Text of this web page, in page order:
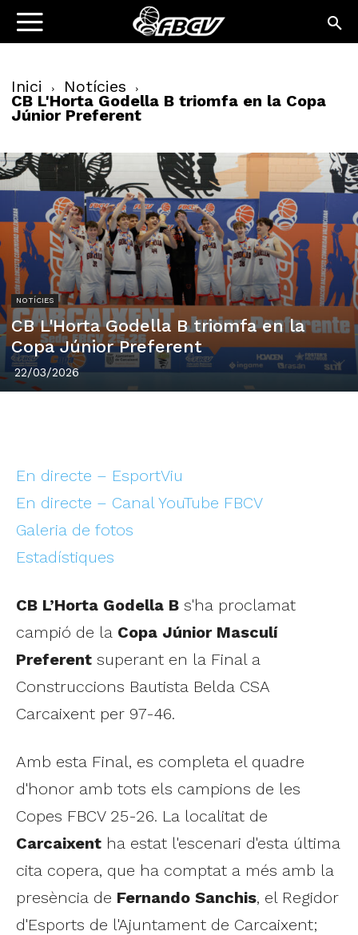
Inici Notícies
CB L'Horta Godella B triomfa en la Copa
Júnior Preferent
NOTÍCIES
CB L'Horta Godella B triomfa en la
Copa Júnior Preferent
22/03/2026
En directe – EsportViu
En directe – Canal YouTube FBCV
Galeria de fotos
Estadístiques
CB L’Horta Godella B s'ha proclamat
campió de la Copa Júnior Masculí
Preferent superant en la Final a
Construccions Bautista Belda CSA
Carcaixent per 97-46.
Amb esta Final, es completa el quadre
d'honor amb tots els campions de les
Copes FBCV 25-26. La localitat de
Carcaixent ha estat l'escenari d'esta última
cita copera, que ha comptat a més amb la
presència de Fernando Sanchis, el Regidor
d'Esports de l'Ajuntament de Carcaixent;